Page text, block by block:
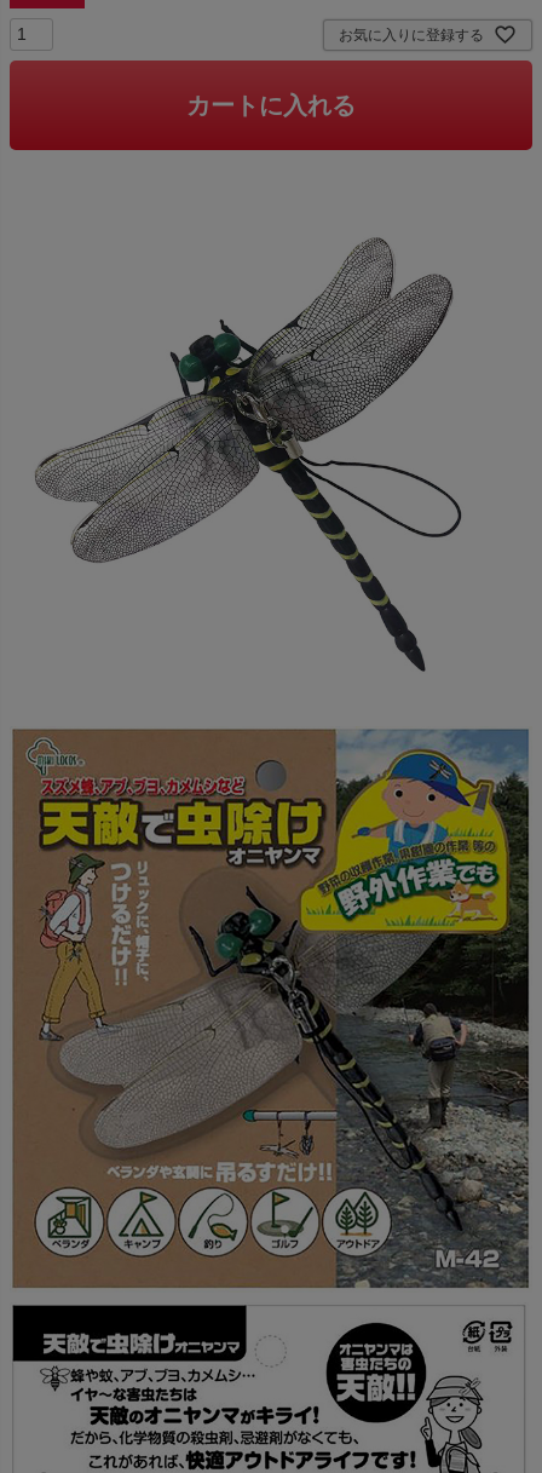
お気に入りに登録する
カートに入れる